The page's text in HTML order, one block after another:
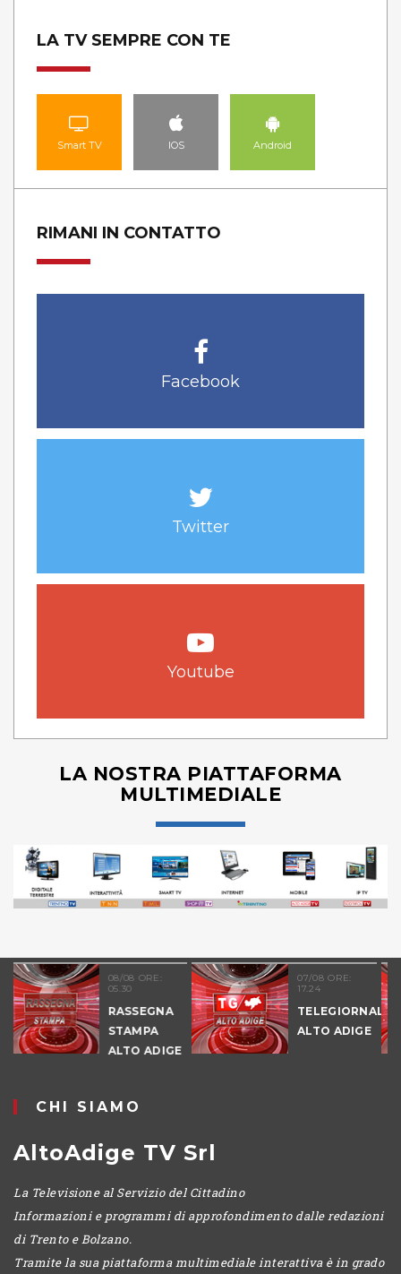
LA TV SEMPRE CON TE
Smart TV IOS Android
RIMANI IN CONTATTO
Facebook
Twitter
Youtube
LA NOSTRA PIATTAFORMA
MULTIMEDIALE
07/08 ORE:
TELEGIORNALE
ALTO ADIGE
07/08 ORE:
ALTO ADIGE
CHI SIAMO
AltoAdige TV Srl
La Televisione al Servizio del Cittadino
Informazioni e programmi di approfondimento dalle redazioni
di Trento e Bolzano.
Tramite la sua piattaforma multimediale interattiva è in grado